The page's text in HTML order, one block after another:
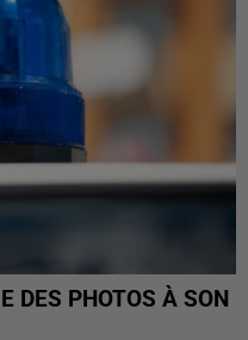
DES PHOTOS À SON